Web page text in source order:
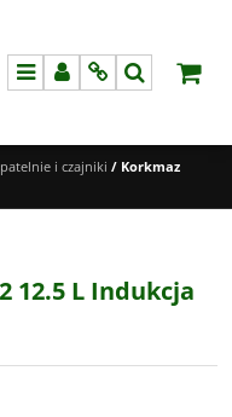
MenuPanelInfoSzukaj
i czajniki / Korkmaz
12.5 L Indukcja